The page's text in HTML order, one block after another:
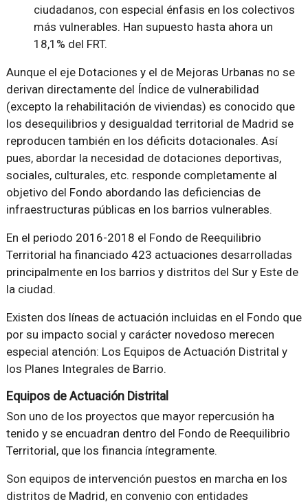
ciudadanos, con especial énfasis en los colectivos
más vulnerables. Han supuesto hasta ahora un
18,1% del FRT.
Aunque el eje Dotaciones y el de Mejoras Urbanas no se
derivan directamente del Índice de vulnerabilidad
(excepto la rehabilitación de viviendas) es conocido que
los desequilibrios y desigualdad territorial de Madrid se
reproducen también en los déficits dotacionales. Así
pues, abordar la necesidad de dotaciones deportivas,
sociales, culturales, etc. responde completamente al
objetivo del Fondo abordando las deficiencias de
infraestructuras públicas en los barrios vulnerables.
En el periodo 2016-2018 el Fondo de Reequilibrio
Territorial ha financiado 423 actuaciones desarrolladas
principalmente en los barrios y distritos del Sur y Este de
la ciudad.
Existen dos líneas de actuación incluidas en el Fondo que
por su impacto social y carácter novedoso merecen
especial atención: Los Equipos de Actuación Distrital y
los Planes Integrales de Barrio.
Equipos de Actuación Distrital
Son uno de los proyectos que mayor repercusión ha
tenido y se encuadran dentro del Fondo de Reequilibrio
Territorial, que los financia íntegramente.
Son equipos de intervención puestos en marcha en los
distritos de Madrid, en convenio con entidades